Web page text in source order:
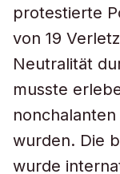
protestierte
von 19
Neutralität
musste
wurden. Die
wurde